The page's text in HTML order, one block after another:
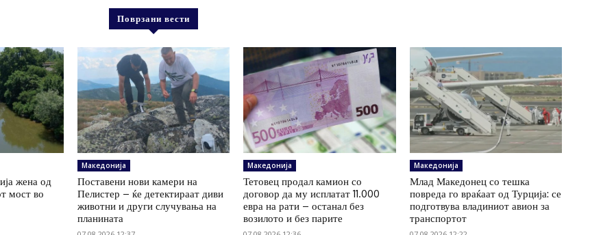
Поврзани вести
жена од
мост во
Македонија
Поставени нови камери на
Пелистер – ќе детектираат диви
животни и други случувања на
планината
Македонија
Тетовец продал камион со
договор да му исплатат 11.000
евра на рати – останал без
возилото и без парите
Македонија
Млад Македонец со тешка
повреда го враќаат од Турција: се
подготвува владиниот авион за
транспортот